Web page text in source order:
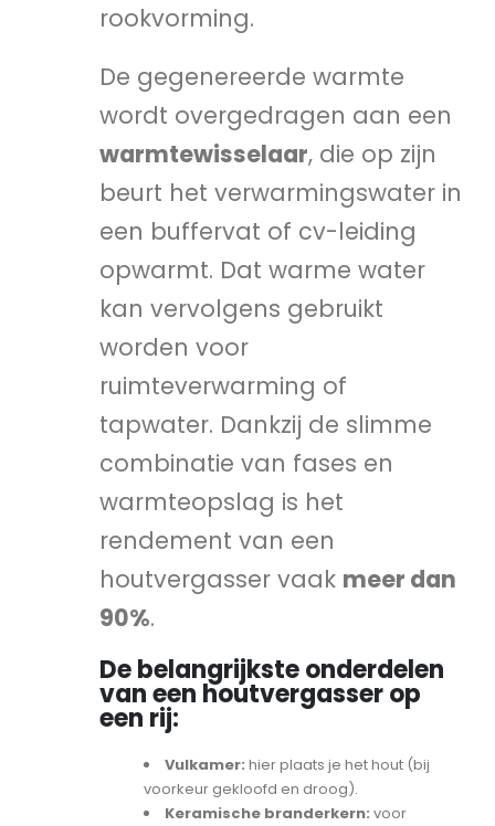
rookvorming.
De gegenereerde warmte
wordt overgedragen aan een
warmtewisselaar, die op zijn
beurt het verwarmingswater in
een buffervat of cv-leiding
opwarmt. Dat warme water
kan vervolgens gebruikt
worden voor
ruimteverwarming of
tapwater. Dankzij de slimme
combinatie van fases en
warmteopslag is het
rendement van een
houtvergasser vaak meer dan
90%.
De belangrijkste onderdelen
van een houtvergasser op
een rij:
Vulkamer: hier plaats je het hout (bij
voorkeur gekloofd en droog).
Keramische branderkern: voor